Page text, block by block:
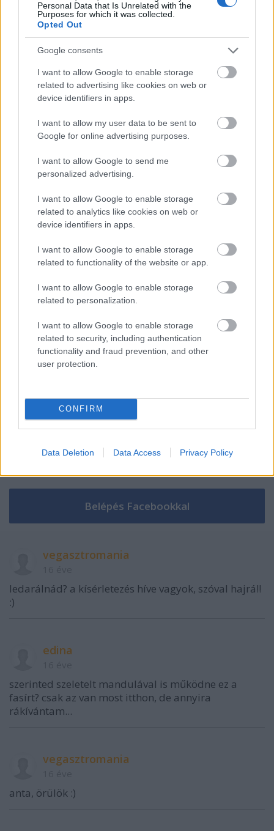
Personal Data that Is Unrelated with the
Purposes for which it was collected.
Opted Out
Google consents
I want to allow Google to enable storage
related to advertising like cookies on web or
device identifiers in apps.
I want to allow my user data to be sent to
Google for online advertising purposes.
I want to allow Google to send me
personalized advertising.
I want to allow Google to enable storage
related to analytics like cookies on web or
device identifiers in apps.
I want to allow Google to enable storage
related to functionality of the website or app.
I want to allow Google to enable storage
related to personalization.
I want to allow Google to enable storage
related to security, including authentication
functionality and fraud prevention, and other
user protection.
CONFIRM
Data Deletion Data Access Privacy Policy
Maradékfőzelék
Biopiac & átvariált kelkáposzta főzelék
Sok kicsi 2013
Szólj hozzá!
A hozzászóláshoz be kell lépned!
vegasztromania
ledarálnád? a kísérletezés híve vagyok, szóval hajrá!!
:)
edina
szerinted szeletelt mandulával is működne ez a
fasírt? csak az van most itthon, de annyira
rákívántam...
vegasztromania
anta, örülök :)